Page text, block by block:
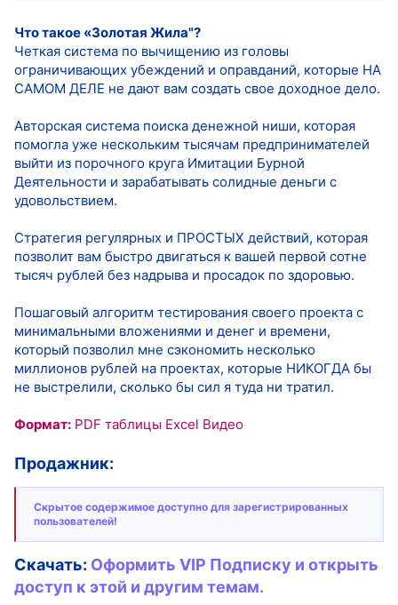
Что такое «Золотая Жила"?
Четкая система по вычищению из головы
ограничивающих убеждений и оправданий, которые НА
САМОМ ДЕЛЕ не дают вам создать свое доходное дело.
Авторская система поиска денежной ниши, которая
помогла уже нескольким тысячам предпринимателей
выйти из порочного круга Имитации Бурной
Деятельности и зарабатывать солидные деньги с
удовольствием.
Стратегия регулярных и ПРОСТЫХ действий, которая
позволит вам быстро двигаться к вашей первой сотне
тысяч рублей без надрыва и просадок по здоровью.
Пошаговый алгоритм тестирования своего проекта с
минимальными вложениями и денег и времени,
который позволил мне сэкономить несколько
миллионов рублей на проектах, которые НИКОГДА бы
не выстрелили, сколько бы сил я туда ни тратил.
Формат: PDF таблицы Excel Видео
Продажник:
Скрытое содержимое доступно для зарегистрированных
пользователей!
Скачать: Оформить VIP Подписку и открыть
доступ к этой и другим темам.